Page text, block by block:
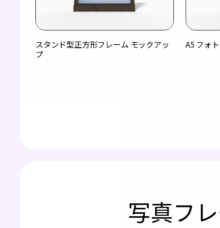
スタンド型正方形フレーム モックアッ
プ
A5 フォ
写真フ